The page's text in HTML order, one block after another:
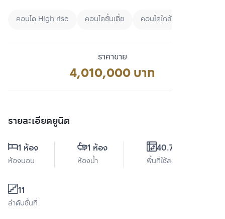
คอนโด High rise คอนโดชั้นเตี้ย คอนโดใกล้ MRT
ราคาขาย
4,010,000 บาท
รายละเอียดยูนิต
1 ห้อง
ห้องนอน
1 ห้อง
ห้องน้ำ
40.75 ตร.ม.
พื้นที่ใช้สอย
11
ลำดับชั้นที่